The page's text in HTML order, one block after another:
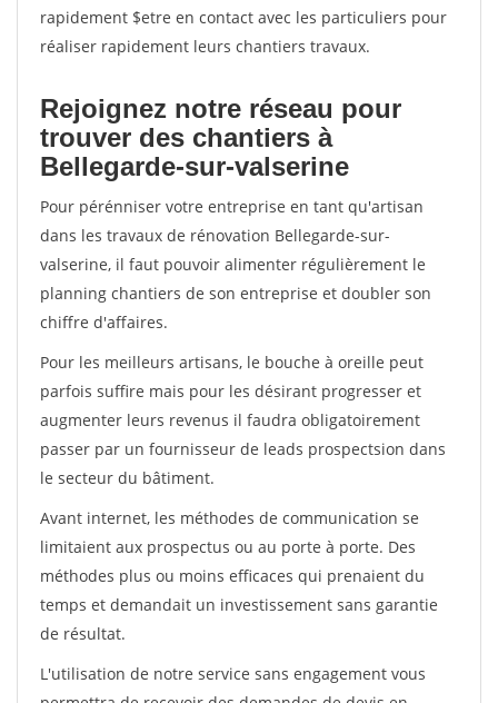
rapidement $etre en contact avec les particuliers pour
réaliser rapidement leurs chantiers travaux.
Rejoignez notre réseau pour
trouver des chantiers à
Bellegarde-sur-valserine
Pour pérénniser votre entreprise en tant qu'artisan
dans les travaux de rénovation Bellegarde-sur-
valserine, il faut pouvoir alimenter régulièrement le
planning chantiers de son entreprise et doubler son
chiffre d'affaires.
Pour les meilleurs artisans, le bouche à oreille peut
parfois suffire mais pour les désirant progresser et
augmenter leurs revenus il faudra obligatoirement
passer par un fournisseur de leads prospectsion dans
le secteur du bâtiment.
Avant internet, les méthodes de communication se
limitaient aux prospectus ou au porte à porte. Des
méthodes plus ou moins efficaces qui prenaient du
temps et demandait un investissement sans garantie
de résultat.
L'utilisation de notre service sans engagement vous